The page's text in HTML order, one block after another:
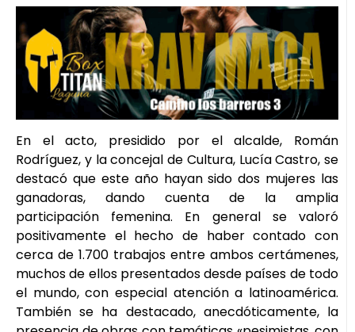
En el acto, presidido por el alcalde, Román
Rodríguez, y la concejal de Cultura, Lucía Castro, se
destacó que este año hayan sido dos mujeres las
ganadoras, dando cuenta de la amplia
participación femenina. En general se valoró
positivamente el hecho de haber contado con
cerca de 1.700 trabajos entre ambos certámenes,
muchos de ellos presentados desde países de todo
el mundo, con especial atención a latinoamérica.
También se ha destacado, anecdóticamente, la